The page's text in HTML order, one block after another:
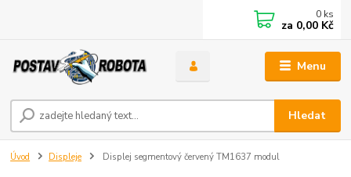
Menu
Hledat
0 ks
za 0,00 Kč
Úvod Displeje Displej segmentový červený TM1637 modul